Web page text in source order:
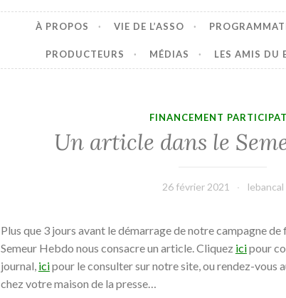
À PROPOS VIE DE L’ASSO
PRODUCTEURS MÉDIAS LES AMIS DU
FINANCEMENT
Un article dans le
26 février 2021 lebancal
Plus que 3 jours avant le démarrage de notre campagne
Semeur Hebdo nous consacre un article. Cliquez icipour
journal, icipour le consulter sur notre site, ou rendez-vous
chez votre maison de la presse…